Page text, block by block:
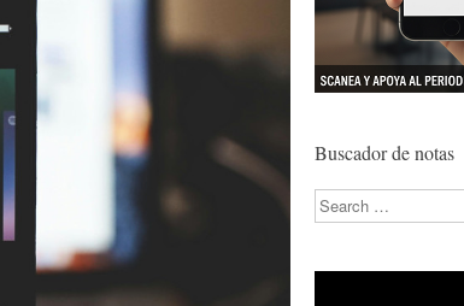
Buscador de notas
Search